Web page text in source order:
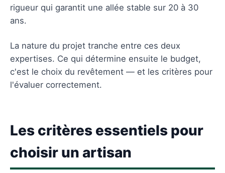
rigueur qui garantit une allée stable sur 20 à 30
ans.
La nature du projet tranche entre ces deux
expertises. Ce qui détermine ensuite le budget,
c'est le choix du revêtement — et les critères pour
l'évaluer correctement.
Les critères essentiels pour
choisir un artisan